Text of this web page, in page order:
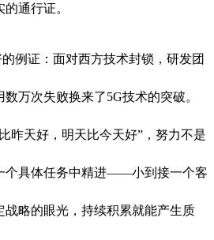
通行证。
例证：面对西方技术封锁，研发团
万次失败换来了5G技术的突破。
昨天好，明天比今天好”，努力不是
个具体任务中精进——小到接一个客
战略的眼光，持续积累就能产生质